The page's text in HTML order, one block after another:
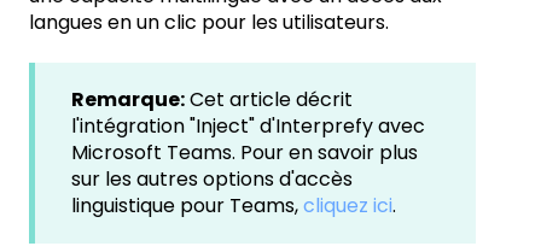
langues en un clic pour les utilisateurs.
Remarque:Cet article décrit
l'intégration "Inject" d'Interprefy avec
Microsoft Teams. Pour en savoir plus
sur les autres options d'accès
linguistique pour Teams,cliquez ici.